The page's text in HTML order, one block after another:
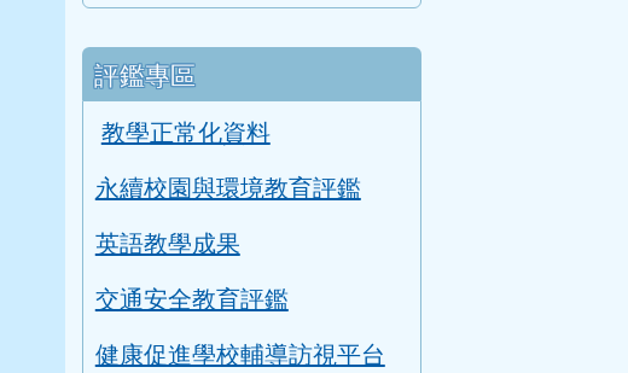
評鑑專區
教學正常化資料
永續校園與環境教育評鑑
英語教學成果
交通安全教育評鑑
健康促進學校輔導訪視平台